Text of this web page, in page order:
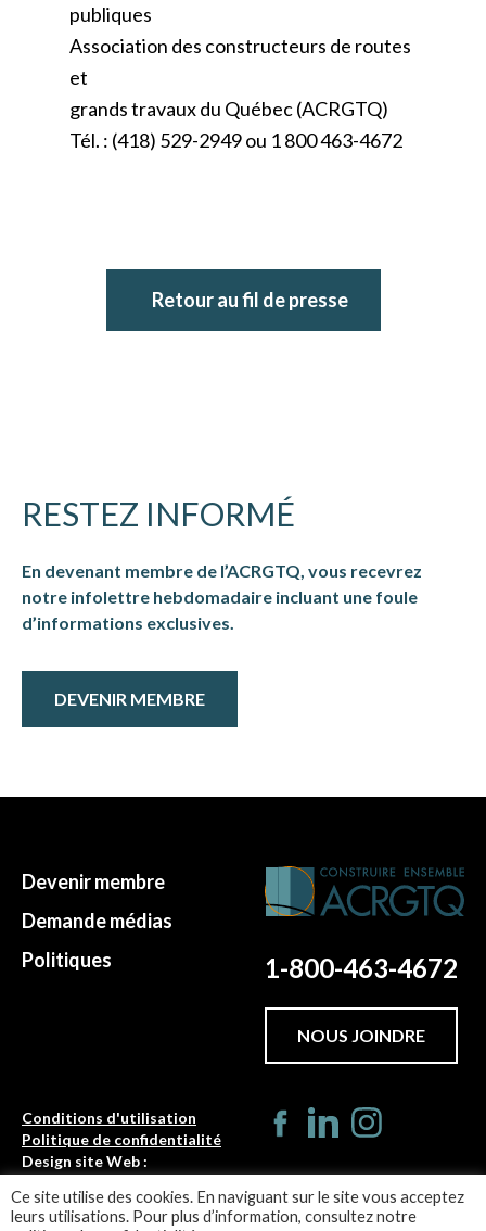
publiques
Association des constructeurs de routes
et
grands travaux du Québec (ACRGTQ)
Tél. : (418) 529-2949 ou 1 800 463-4672
Retour au fil de presse
RESTEZ INFORMÉ
En devenant membre de l’ACRGTQ, vous recevrez
notre infolettre hebdomadaire incluant une foule
d’informations exclusives.
DEVENIR MEMBRE
Devenir membre
Demande médias
Politiques
1-800-463-4672
NOUS JOINDRE
Conditions d'utilisation
Politique de confidentialité
Design site Web :
Ce site utilise des cookies. En naviguant sur le site vous acceptez
leurs utilisations. Pour plus d’information, consultez notre